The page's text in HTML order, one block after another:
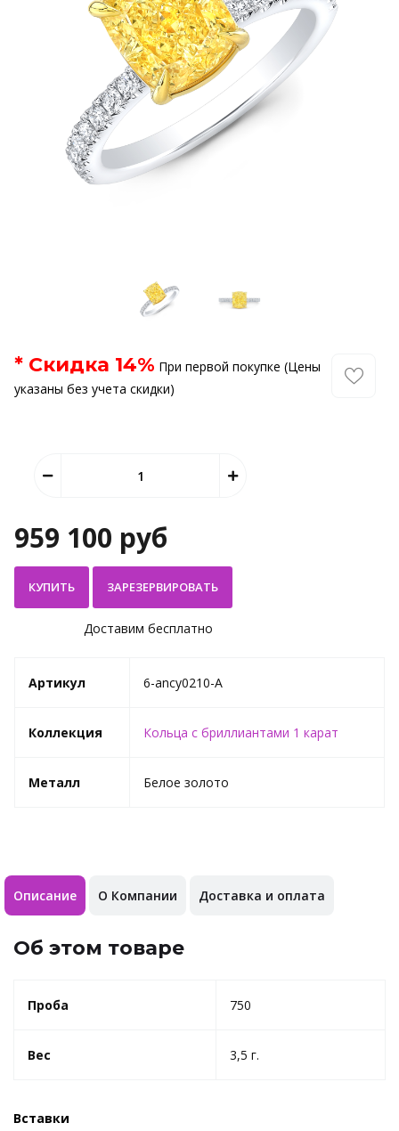
* Скидка 14% При первой покупке (Цены
указаны без учета скидки)
959 100 руб
КУПИТЬ
Доставим бесплатно
Артикул 6-ancy0210-A
Коллекция Кольца с бриллиантами 1 карат
Металл Белое золото
Описание О Компании Доставка и оплата
Об этом товаре
Проба 750
Вес 3,5 г.
Вставки